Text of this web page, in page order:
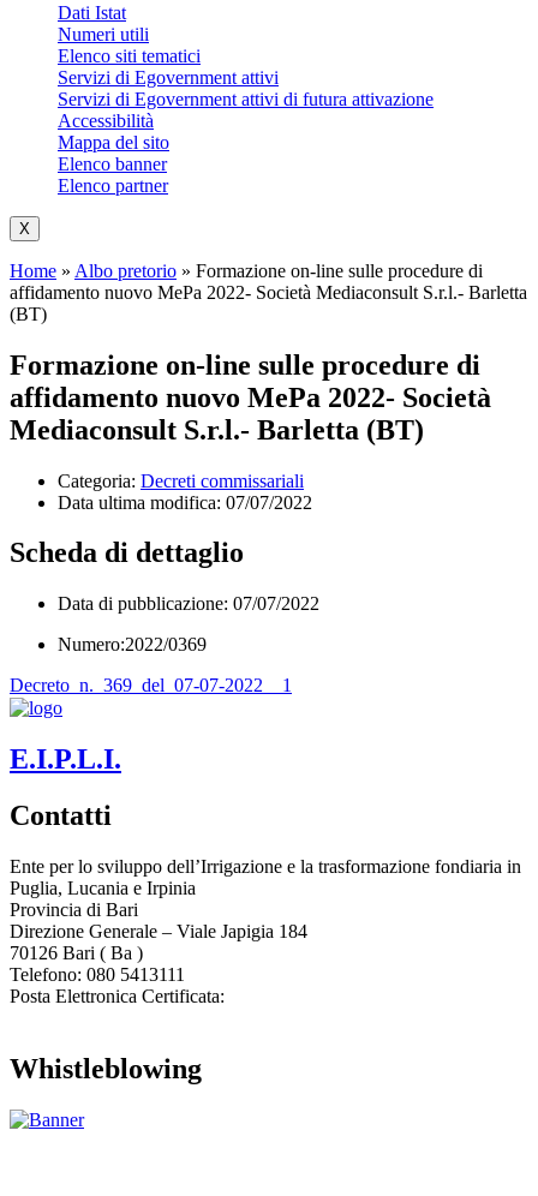
Dati Istat
Numeri utili
Elenco siti tematici
Servizi di Egovernment attivi
Servizi di Egovernment attivi di futura attivazione
Accessibilità
Mappa del sito
Elenco banner
Elenco partner
X
Home » Albo pretorio » Formazione on-line sulle procedure di
affidamento nuovo MePa 2022- Società Mediaconsult S.r.l.- Barletta
(BT)
Formazione on-line sulle procedure di
affidamento nuovo MePa 2022- Società
Mediaconsult S.r.l.- Barletta (BT)
Categoria: Decreti commissariali
Data ultima modifica: 07/07/2022
Scheda di dettaglio
Data di pubblicazione: 07/07/2022
Numero:2022/0369
Decreto_n._369_del_07-07-2022__1
E.I.P.L.I.
Contatti
Ente per lo sviluppo dell’Irrigazione e la trasformazione fondiaria in
Puglia, Lucania e Irpinia
Provincia di Bari
Direzione Generale – Viale Japigia 184
70126 Bari ( Ba )
Telefono: 080 5413111
Posta Elettronica Certificata:
Whistleblowing